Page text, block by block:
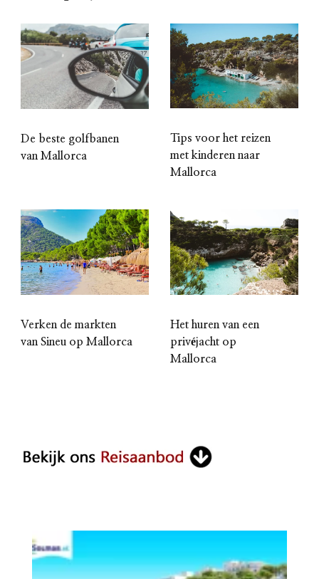
De beste golfbanen
van Mallorca
Tips voor het reizen
met kinderen naar
Mallorca
Verken de markten
van Sineu op Mallorca
Het huren van een
privéjacht op
Mallorca